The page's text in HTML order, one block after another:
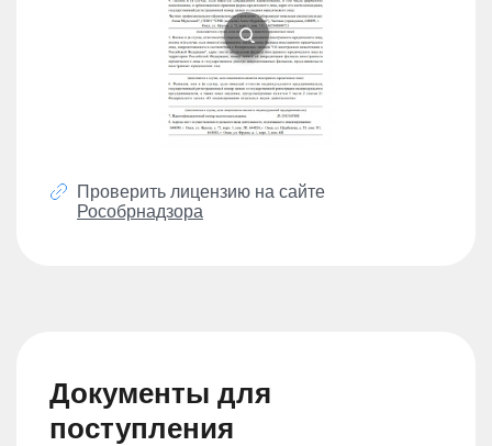
Проверить лицензию на сайте
Рособрнадзора
Документы для
поступления